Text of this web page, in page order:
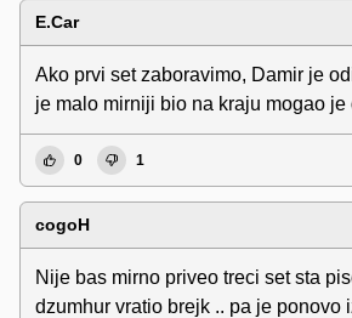
E.Car
Ako prvi set zaboravimo, Damir je
je malo mirniji bio na kraju mogao je
0 1
cogoH
Nije bas mirno priveo treci set sta
dzumhur vratio brejk .. pa je ponovo